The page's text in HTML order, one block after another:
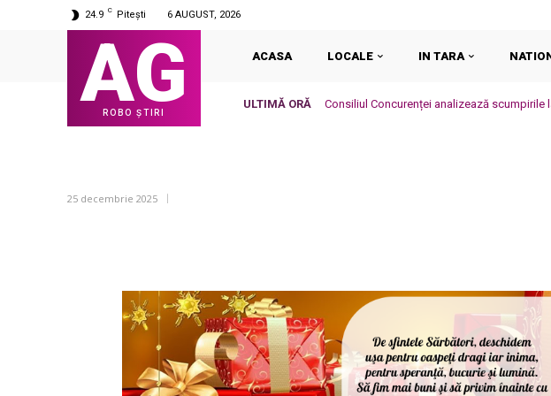
24.9 C Pitești 6 AUGUST, 2026
AG
ROBO ȘTIRI
ACASA LOCALE IN TARA
ULTIMĂ ORĂ Consiliul Concurenței analizează
25 decembrie 2025